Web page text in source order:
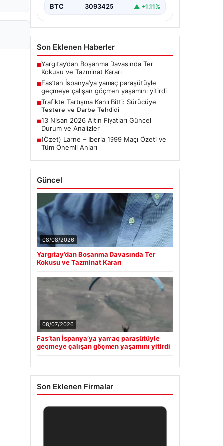
BTC 3093425 ▲ +1.11%
Son Eklenen Haberler
■Yargıtay’dan Boşanma Davasında Ter
Kokusu ve Tazminat Kararı
■Fas’tan İspanya’ya yamaç paraşütüyle
geçmeye çalışan göçmen yaşamını yitirdi
■Trafikte Tartışma Kanlı Bitti: Sürücüye
Testere ve Darbe Tehdidi
■13 Nisan 2026 Altın Fiyatları Güncel
Durum ve Analizler
■(Özet) Larne – Iberia 1999 Maçı Özeti ve
Tüm Önemli Anları
Güncel
08/08/2026
Yargıtay’dan Boşanma Davasında Ter
Kokusu ve Tazminat Kararı
08/07/2026
Fas’tan İspanya’ya yamaç paraşütüyle
geçmeye çalışan göçmen yaşamını yitirdi
Son Eklenen Firmalar